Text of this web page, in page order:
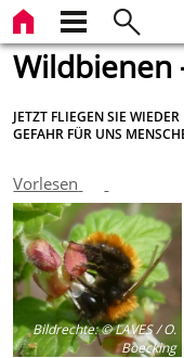
Wildbienen
JETZT FLIEGEN SIE
GEFAHR FÜR UNS
Vorlesen
Bildrechte:© LAVES / O.
Boecking